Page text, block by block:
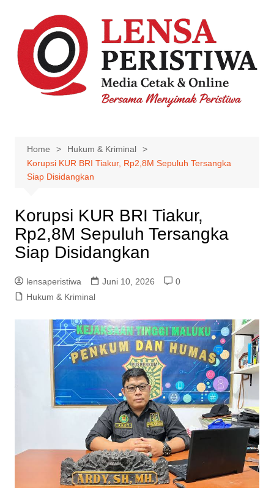
content
Home
Hukum & Kriminal
Korupsi KUR BRI Tiakur, Rp2,8M Sepuluh Tersangka
Siap Disidangkan
Korupsi KUR BRI Tiakur,
Rp2,8M Sepuluh Tersangka
Siap Disidangkan
lensaperistiwa Juni 10, 2026
0
Hukum & Kriminal